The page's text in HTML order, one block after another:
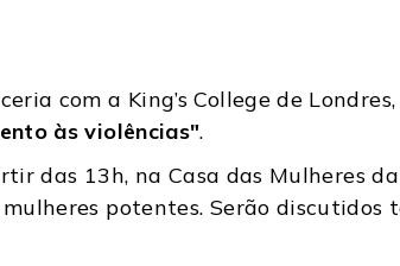
com a King’s College de
às violências".
das 13h, na Casa das Mulheres
potentes. Serão discutidos